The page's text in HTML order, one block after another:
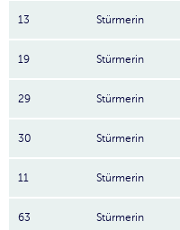
13 Stürmerin
19 Stürmerin
29 Stürmerin
30 Stürmerin
11 Stürmerin
63 Stürmerin